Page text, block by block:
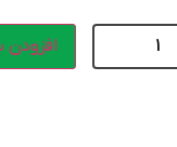
افزودن